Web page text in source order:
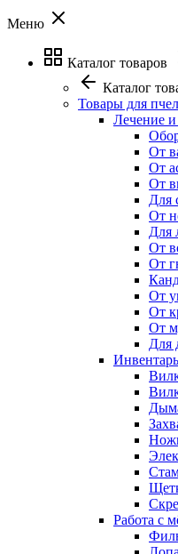
Меню
Каталог товаров
Каталог
Товары для
Лечение и
От
От
От
Для
От
Для
От
От
От
От
От
Для
Работа с